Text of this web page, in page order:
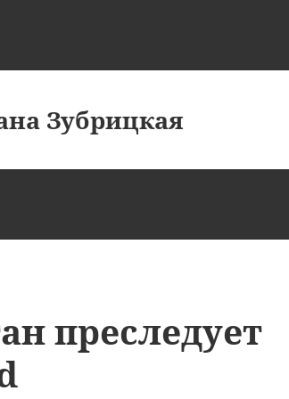
Зубрицкая
преследует